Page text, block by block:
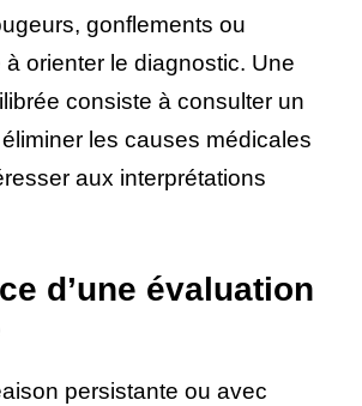
gonflements ou
orienter le diagnostic. Une
consiste à consulter un
les causes médicales
aux interprétations
d’une évaluation
persistante ou avec